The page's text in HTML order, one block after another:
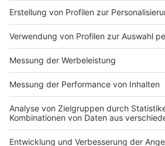
Schwangere klaut Produkte
Zum Schluss noch etwas
eine Schwangere bei ihrem
drei Produkte geklaut haben. Sie
habe ihr zugestanden, der
Frau. Das Verwaltungsgericht